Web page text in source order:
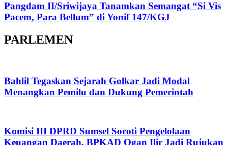
Pangdam II/Sriwijaya Tanamkan Semangat “Si Vis
Pacem, Para Bellum” di Yonif 147/KGJ
PARLEMEN
Bahlil Tegaskan Sejarah Golkar Jadi Modal
Menangkan Pemilu dan Dukung Pemerintah
Komisi III DPRD Sumsel Soroti Pengelolaan
Keuangan Daerah, BPKAD Ogan Ilir Jadi Rujukan